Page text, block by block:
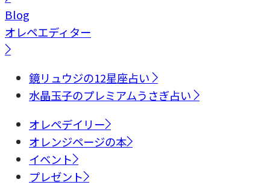
Blog
オレペエディター
鏡リュウジの12星座占い
水晶玉子のプレミアムうさぎ占い
オレペデイリー
オレンジページの本
イベント
プレゼント